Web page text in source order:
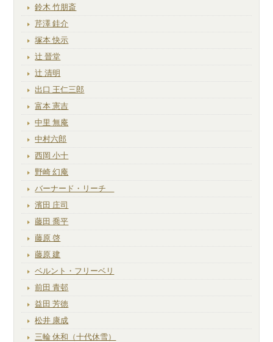
鈴木 竹朋斎
芹澤 銈介
塚本 快示
辻 晉堂
辻 清明
出口 王仁三郎
富本 憲吉
中里 無庵
中村六郎
西岡 小十
野崎 幻庵
バーナード・リーチ
濱田 庄司
藤田 喬平
藤原 啓
藤原 建
ベルント・フリーベリ
前田 青邨
益田 芳徳
松井 康成
三輪 休和（十代休雪）